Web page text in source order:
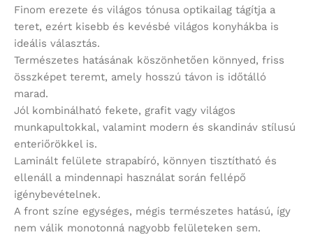
Finom erezete és világos tónusa optikailag tágítja a
teret, ezért kisebb és kevésbé világos konyhákba is
ideális választás.
Természetes hatásának köszönhetően könnyed, friss
összképet teremt, amely hosszú távon is időtálló
marad.
Jól kombinálható fekete, grafit vagy világos
munkapultokkal, valamint modern és skandináv stílusú
enteriőrökkel is.
Laminált felülete strapabíró, könnyen tisztítható és
ellenáll a mindennapi használat során fellépő
igénybevételnek.
A front színe egységes, mégis természetes hatású, így
nem válik monotonná nagyobb felületeken sem.